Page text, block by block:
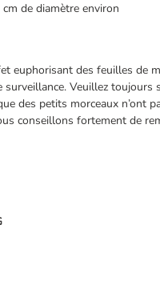
de diamètre environ
euphorisant des feuilles de
Veuillez
des petits morceaux n’ont
conseillons fortement de